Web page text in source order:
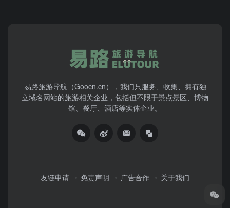
易路旅游导航（Goocn.cn），我们只服务、收集、拥有独
立域名网站的旅游相关企业，包括但不限于景点景区、博物
馆、餐厅、酒店等实体企业。
友链申请 免责声明 广告合作 关于我们